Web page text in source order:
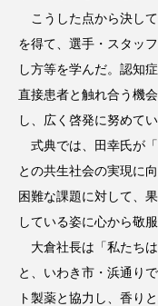
こうした点から決し
を得て、選手・スタッ
し方等を学んだ。認知
直接患者と触れ合う機
し、広く啓発に努めてい
式典では、田幸氏が
との共生社会の実現に
困難な課題に対して、
している姿に心から敬
大倉社長は「私たち
と、いわき市・浜通り
ト製薬と協力し、香り